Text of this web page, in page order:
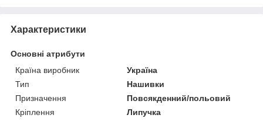
Характеристики
Основні атрибути
Країна виробник
Україна
Тип
Нашивки
Призначення
Повсякденний/польовий
Кріплення
Липучка